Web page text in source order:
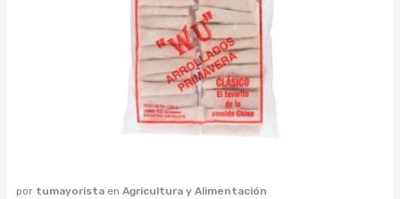
por tumayorista en Agricultura y Alimentación